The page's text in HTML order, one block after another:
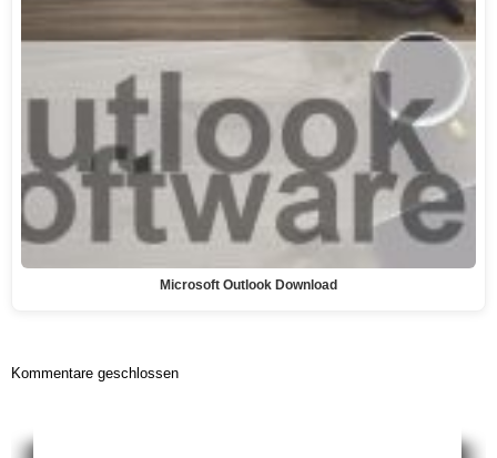
Microsoft Outlook Download
Kommentare geschlossen